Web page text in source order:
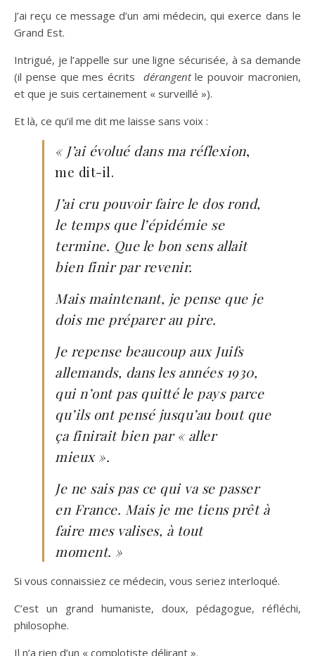
J’ai reçu ce message d’un ami médecin, qui exerce dans le
Grand Est.
Intrigué, je l’appelle sur une ligne sécurisée, à sa demande
(il pense que mes écrits dérangentle pouvoir macronien,
et que je suis certainement « surveillé »).
Et là, ce qu’il me dit me laisse sans voix :
« J’ai évolué dans ma réflexion,
me dit-il.
J’ai cru pouvoir faire le dos rond,
le temps que l’épidémie se
termine. Que le bon sens allait
bien finir par revenir.
Mais maintenant, je pense que je
dois me préparer au pire.
Je repense beaucoup aux Juifs
allemands, dans les années 1930,
qui n’ont pas quitté le pays parce
qu’ils ont pensé jusqu’au bout que
ça finirait bien par « aller
mieux ».
Je ne sais pas ce qui va se passer
en France. Mais je me tiens prêt à
faire mes valises, à tout
moment. »
Si vous connaissiez ce médecin, vous seriez interloqué.
C’est un grand humaniste, doux, pédagogue, réfléchi,
philosophe.
Il n’a rien d’un « complotiste délirant ».